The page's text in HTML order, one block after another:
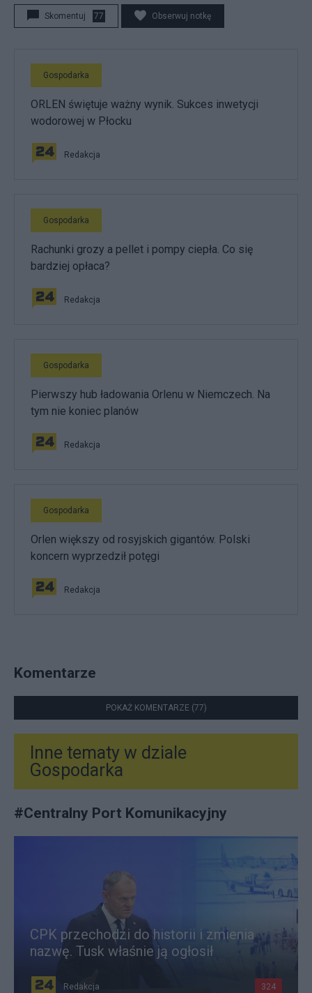
Skomentuj 77 Obserwuj notkę
Gospodarka
ORLEN świętuje ważny wynik. Sukces inwetycji
wodorowej w Płocku
Redakcja
Gospodarka
Rachunki grozy a pellet i pompy ciepła. Co się
bardziej opłaca?
Redakcja
Gospodarka
Pierwszy hub ładowania Orlenu w Niemczech. Na
tym nie koniec planów
Redakcja
Gospodarka
Orlen większy od rosyjskich gigantów. Polski
koncern wyprzedził potęgi
Redakcja
Komentarze
POKAŻ KOMENTARZE (77)
Inne tematy w dziale
Gospodarka
#Centralny Port Komunikacyjny
CPK przechodzi do historii i zmienia
nazwę. Tusk właśnie ją ogłosił
Redakcja 324